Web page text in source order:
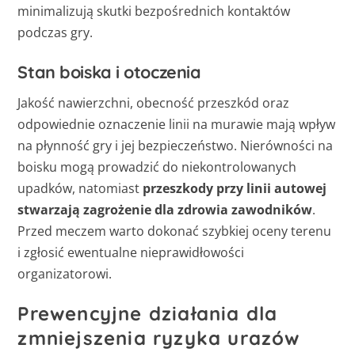
minimalizują skutki bezpośrednich kontaktów
podczas gry.
Stan boiska i otoczenia
Jakość nawierzchni, obecność przeszkód oraz
odpowiednie oznaczenie linii na murawie mają wpływ
na płynność gry i jej bezpieczeństwo. Nierówności na
boisku mogą prowadzić do niekontrolowanych
upadków, natomiast przeszkody przy linii autowej
stwarzają zagrożenie dla zdrowia zawodników.
Przed meczem warto dokonać szybkiej oceny terenu
i zgłosić ewentualne nieprawidłowości
organizatorowi.
Prewencyjne działania dla
zmniejszenia ryzyka urazów